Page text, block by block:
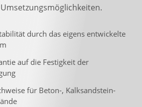
durch das eigens entwickelte
auf die Festigkeit der
für Beton-, Kalksandstein-